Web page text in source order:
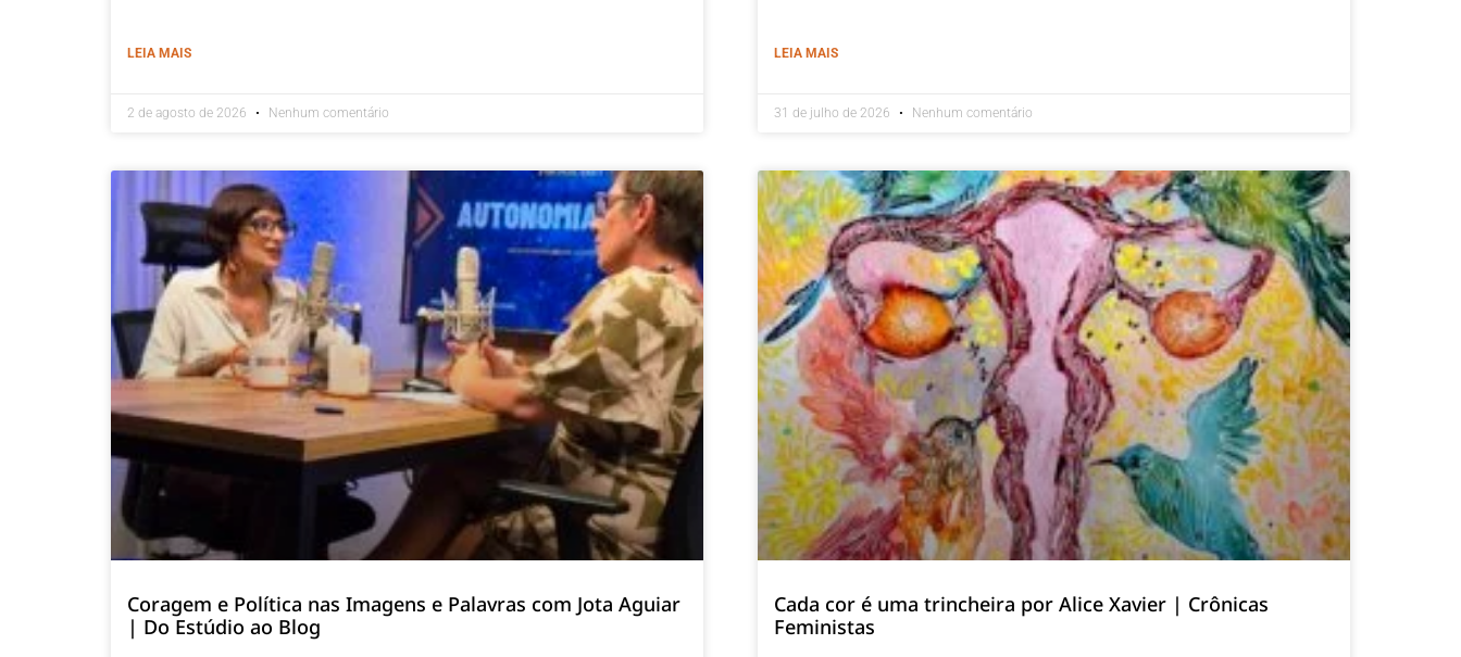
LEIA MAIS
2 de agosto de 2026 Nenhum comentário
LEIA MAIS
31 de julho de 2026 Nenhum comentário
Coragem e Política nas Imagens e Palavras com Jota Aguiar
| Do Estúdio ao Blog
Cada cor é uma trincheira por Alice Xavier | Crônicas
Feministas